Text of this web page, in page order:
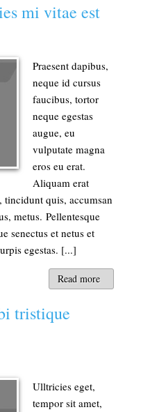
mi vitae est
Praesent dapibus,
neque id cursus
faucibus, tortor
neque egestas
augue, eu
vulputate magna
eros eu erat.
Aliquam erat
quis, accumsan
metus. Pellentesque
senectus et netus et
egestas. [...]
Read more
tristique
Ulltricies eget,
tempor sit amet,